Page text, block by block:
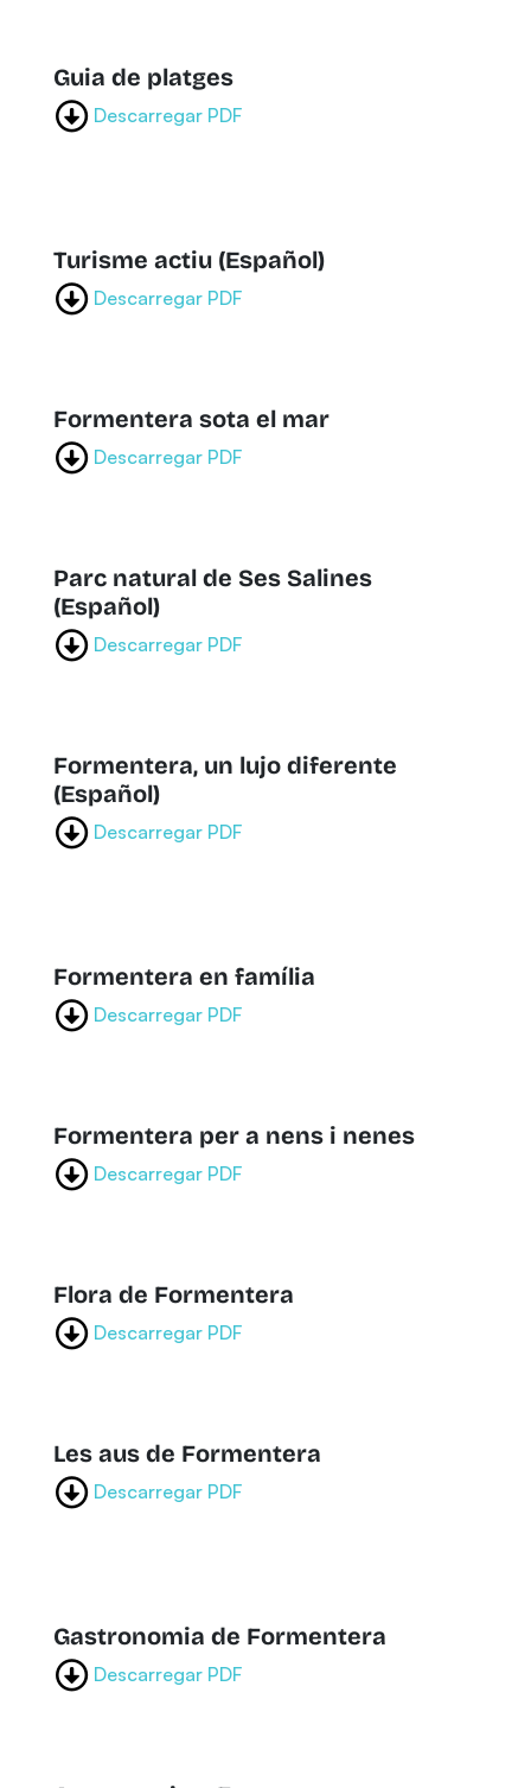
Guia de platges
Descarregar PDF
Turisme actiu (Español)
Descarregar PDF
Formentera sota el mar
Descarregar PDF
Parc natural de Ses Salines
(Español)
Descarregar PDF
Formentera, un lujo diferente
(Español)
Descarregar PDF
Formentera en família
Descarregar PDF
Formentera per a nens i nenes
Descarregar PDF
Flora de Formentera
Descarregar PDF
Les aus de Formentera
Descarregar PDF
Gastronomia de Formentera
Descarregar PDF